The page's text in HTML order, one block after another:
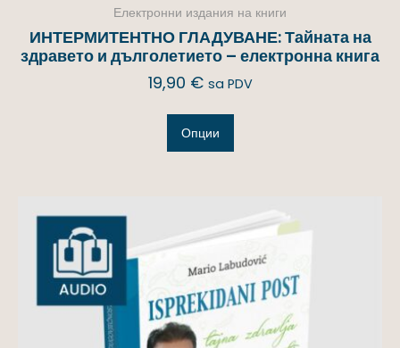
Електронни издания на книги
ИНТЕРМИТЕНТНО ГЛАДУВАНЕ: Тайната на
здравето и дълголетието – електронна книга
19,90 € sa PDV
Опции